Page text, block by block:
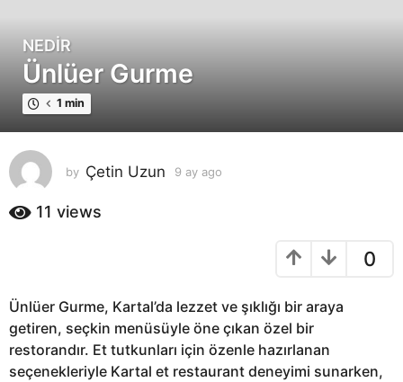
9
a
y
a
g
o
9
y
NEDIR
Ünlüer Gurme
1 min
by Çetin Uzun 9 ay ago
11 views
0
Ünlüer Gurme, Kartal’da lezzet ve şıklığı bir araya
getiren, seçkin menüsüyle öne çıkan özel bir
restorandır. Et tutkunları için özenle hazırlanan
seçenekleriyle Kartal et restaurant deneyimi sunarken,